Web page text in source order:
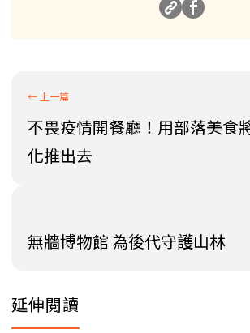
不畏疫情開餐廳！用部落美食
化推出去
無牆博物館 為後代守護山林
延伸閱讀